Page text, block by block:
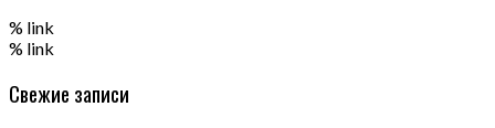
% link
% link
Свежие записи